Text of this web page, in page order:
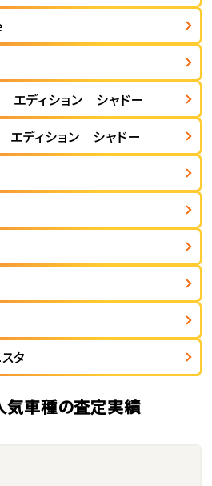
エディション シャドー
エディション シャドー
タ
気車種の査定実績